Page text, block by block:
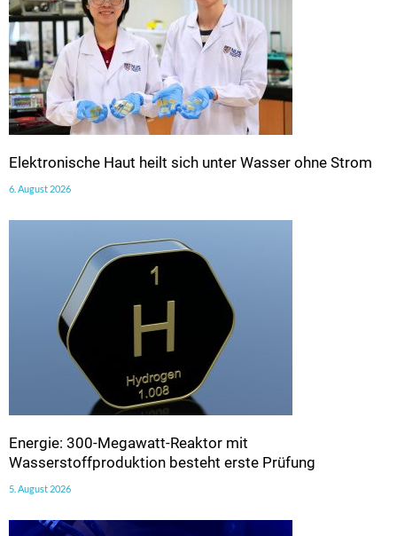
Elektronische Haut heilt sich unter Wasser ohne Strom
6. August 2026
Energie: 300-Megawatt-Reaktor mit
Wasserstoffproduktion besteht erste Prüfung
5. August 2026